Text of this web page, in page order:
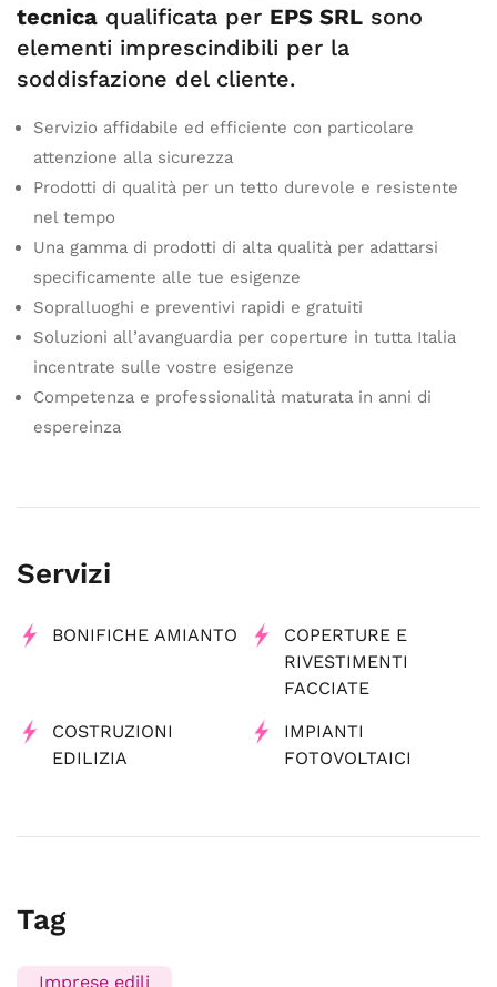
tecnica qualificata per EPS SRL sono
elementi imprescindibili per la
soddisfazione del cliente.
Servizio affidabile ed efficiente con particolare
attenzione alla sicurezza
Prodotti di qualità per un tetto durevole e resistente
nel tempo
Una gamma di prodotti di alta qualità per adattarsi
specificamente alle tue esigenze
Sopralluoghi e preventivi rapidi e gratuiti
Soluzioni all’avanguardia per coperture in tutta Italia
incentrate sulle vostre esigenze
Competenza e professionalità maturata in anni di
espereinza
Servizi
BONIFICHE AMIANTO
COPERTURE E
RIVESTIMENTI
FACCIATE
COSTRUZIONI
EDILIZIA
IMPIANTI
FOTOVOLTAICI
Tag
Imprese edili